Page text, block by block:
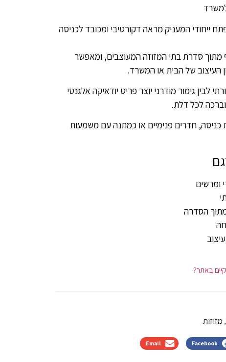
ייחודי המעניק מראה דקורטיבי ומכובד לכניסה
מתוך סדרת בתי המזוזה המעוצבים, ומאפשר
העיצוב של הבית או המשרד.
לבין גימור מודרני יוצר פריט יודאיקה אלגנטי
לכל דלת.
חדרים פנימיים או כמתנה עם משמעות
ומרשים
מתוך הסדרה
באתר?
, מזוזות
Facebook
Email